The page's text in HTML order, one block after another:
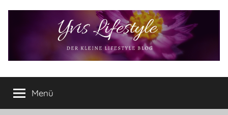
Yvis
Lifestyle
Lifestyle
Blog
Menü